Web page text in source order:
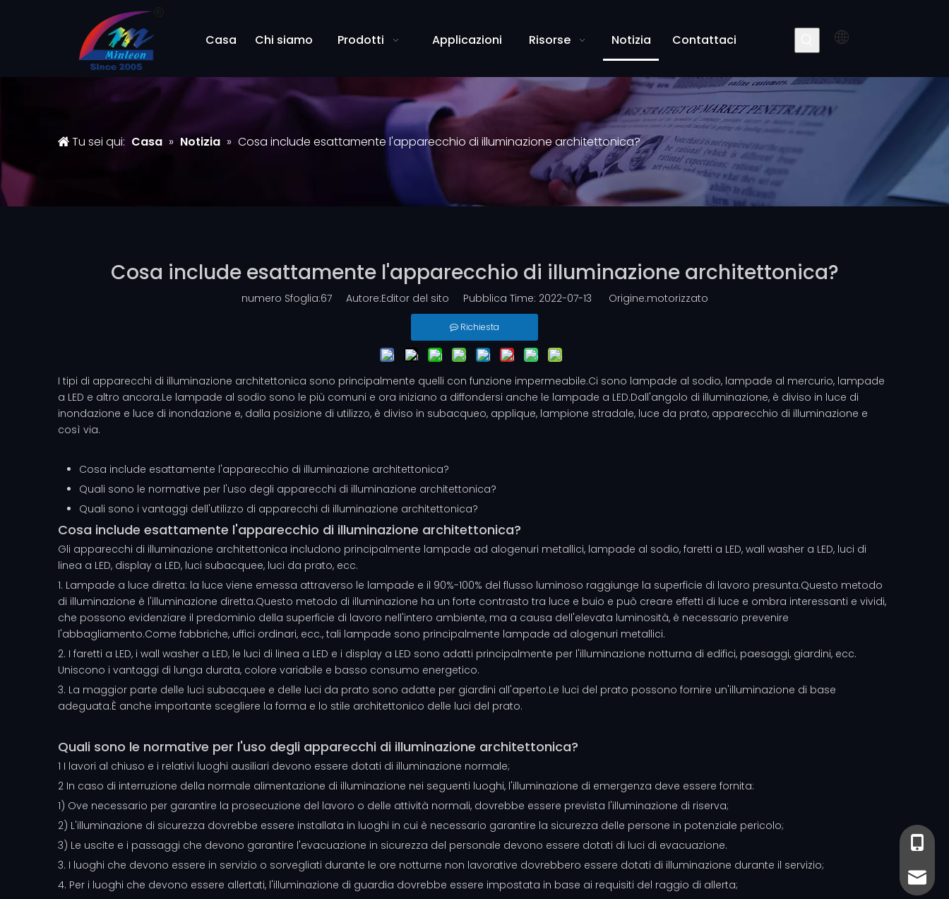
Casa Chi siamo Prodotti Applicazioni Risorse Notizia Contattaci
Tu sei qui: Casa » Notizia » Cosa include esattamente l'apparecchio di illuminazione architettonica?
Cosa include esattamente l'apparecchio di illuminazione architettonica?
numero Sfoglia:67Autore:Editor del sito Pubblica Time: 2022-07-13 Origine:motorizzato
Richiesta
I tipi di apparecchi di illuminazione architettonica sono principalmente quelli con funzione impermeabile.Ci sono lampade al sodio, lampade al mercurio, lampade
a LED e altro ancora.Le lampade al sodio sono le più comuni e ora iniziano a diffondersi anche le lampade a LED.Dall'angolo di illuminazione, è diviso in luce di
inondazione e luce di inondazione e, dalla posizione di utilizzo, è diviso in subacqueo, applique, lampione stradale, luce da prato, apparecchio di illuminazione e
così via.
Cosa include esattamente l'apparecchio di illuminazione architettonica?
Quali sono le normative per l'uso degli apparecchi di illuminazione architettonica?
Quali sono i vantaggi dell'utilizzo di apparecchi di illuminazione architettonica?
Cosa include esattamente l'apparecchio di illuminazione architettonica?
Gli apparecchi di illuminazione architettonica includono principalmente lampade ad alogenuri metallici, lampade al sodio, faretti a LED, wall washer a LED, luci di
linea a LED, display a LED, luci subacquee, luci da prato, ecc.
1. Lampade a luce diretta: la luce viene emessa attraverso le lampade e il 90%-100% del flusso luminoso raggiunge la superficie di lavoro presunta.Questo metodo
di illuminazione è l'illuminazione diretta.Questo metodo di illuminazione ha un forte contrasto tra luce e buio e può creare effetti di luce e ombra interessanti e vividi,
che possono evidenziare il predominio della superficie di lavoro nell'intero ambiente, ma a causa dell'elevata luminosità, è necessario prevenire
l'abbagliamento.Come fabbriche, uffici ordinari, ecc., tali lampade sono principalmente lampade ad alogenuri metallici.
2. I faretti a LED, i wall washer a LED, le luci di linea a LED e i display a LED sono adatti principalmente per l'illuminazione notturna di edifici, paesaggi, giardini, ecc.
Uniscono i vantaggi di lunga durata, colore variabile e basso consumo energetico.
3. La maggior parte delle luci subacquee e delle luci da prato sono adatte per giardini all'aperto.Le luci del prato possono fornire un'illuminazione di base
adeguata.È anche importante scegliere la forma e lo stile architettonico delle luci del prato.
Quali sono le normative per l'uso degli apparecchi di illuminazione architettonica?
1 I lavori al chiuso e i relativi luoghi ausiliari devono essere dotati di illuminazione normale;
2 In caso di interruzione della normale alimentazione di illuminazione nei seguenti luoghi, l'illuminazione di emergenza deve essere fornita:
1) Ove necessario per garantire la prosecuzione del lavoro o delle attività normali, dovrebbe essere prevista l'illuminazione di riserva;
2) L'illuminazione di sicurezza dovrebbe essere installata in luoghi in cui è necessario garantire la sicurezza delle persone in potenziale pericolo;
3) Le uscite e i passaggi che devono garantire l'evacuazione in sicurezza del personale devono essere dotati di luci di evacuazione.
3. I luoghi che devono essere in servizio o sorvegliati durante le ore notturne non lavorative dovrebbero essere dotati di illuminazione durante il servizio;
4. Per i luoghi che devono essere allertati, l'illuminazione di guardia dovrebbe essere impostata in base ai requisiti del raggio di allerta;
+86-
+86-